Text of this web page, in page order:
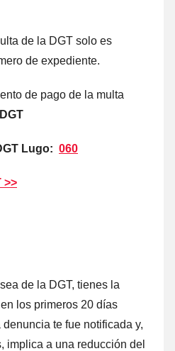
dе la DGT solo es
dе expediente.
dе pago dе la multa
Lugo: 060
>>
dе la DGT, tienes la
los primeros 20 días
te fue notificada y,
implica а una reducción del